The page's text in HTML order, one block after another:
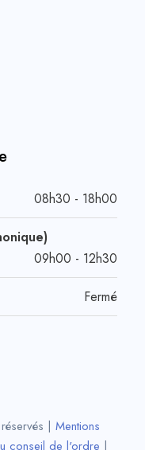
08h30 - 18h00
09h00 - 12h30
Fermé
| Mentions
conseil de l'ordre |